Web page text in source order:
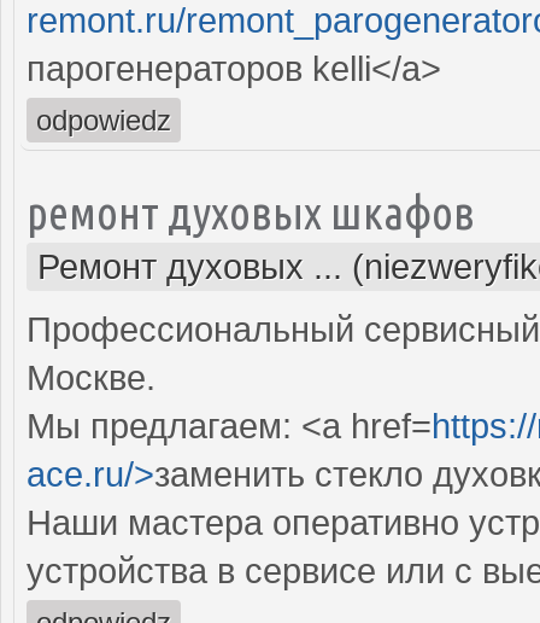
remont.ru/
парогенераторов kelli</a>
odpowiedz
ремонт духовых шкафов
Ремонт духовых ...
Профессиональный
Москве.
Мы предлагаем: <a href=
ace.ru/>заменить стекло
Наши мастера оперативно
устройства в сервисе или с